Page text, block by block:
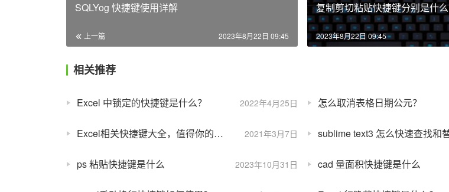
SQLYog 快捷键使用详解
上一篇 2023年8月22日 09:45
复制剪切粘贴快捷键分别是什么
2023年8月22日 09:45
相关推荐
2022年4月25日
Excel 中锁定的快捷键是什么？ 怎么取消表格日期公元？
2021年3月7日
Excel相关快捷键大全，值得你的收藏！
2023年10月31日
ps 粘贴快捷键是什么 cad 量面积快捷键是什么